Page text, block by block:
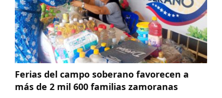
Ferias del campo soberano favorecen a
más de 2 mil 600 familias zamoranas